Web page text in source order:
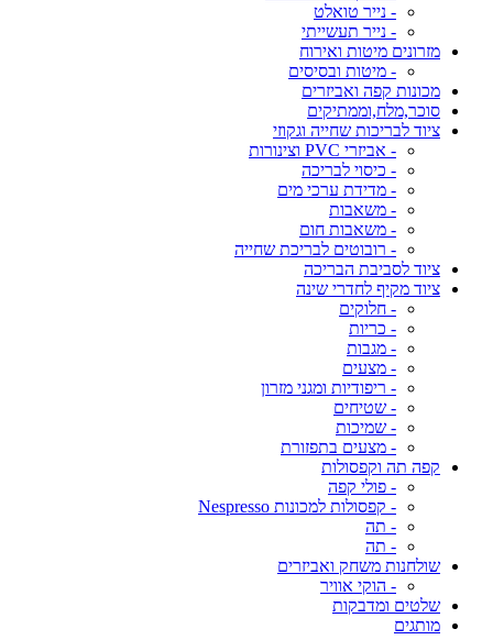
- נייר טואלט
- נייר תעשייתי
מזרונים מיטות ואירוח
- מיטות ובסיסים
מכונות קפה ואביזרים
סוכר,מלח,וממתיקים
ציוד לבריכות שחייה וגקוזי
- אביזרי PVC וצינורות
- כיסוי לבריכה
- מדידת ערכי מים
- משאבות
- משאבות חום
- רובוטים לבריכת שחייה
ציוד לסביבת הבריכה
ציוד מקיף לחדרי שינה
- חלוקים
- כריות
- מגבות
- מצעים
- ריפודיות ומגני מזרון
- שטיחים
- שמיכות
- מצעים בתפזורת
קפה תה וקפסולות
- פולי קפה
- קפסולות למכונות Nespresso
- תה
- תה
שולחנות משחק ואביזרים
- הוקי אוויר
שלטים ומדבקות
מותגים